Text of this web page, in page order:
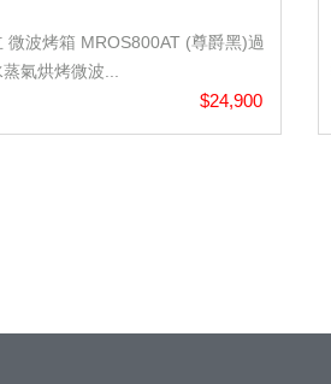
微波烤箱 MROS800AT (尊爵黑)過
氣烘烤微波...
$24,900